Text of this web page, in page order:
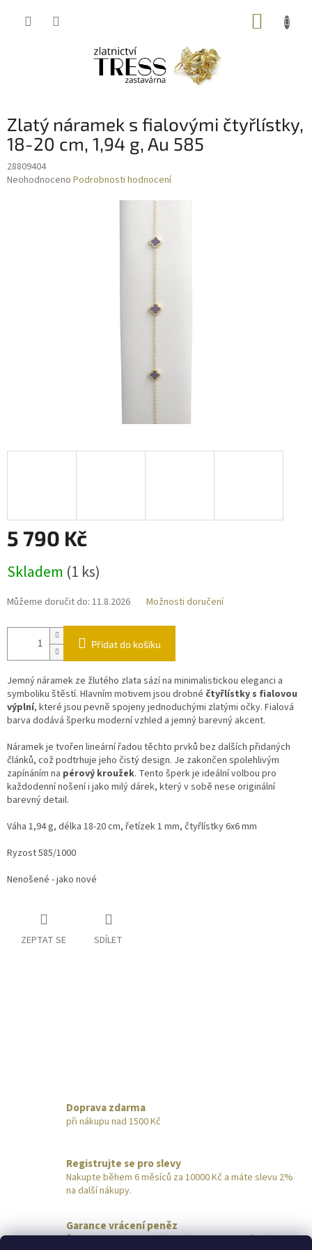
Zlatý náramek s fialovými čtyřlístky,
18-20 cm, 1,94 g, Au 585
28809404
Průměrné
Neohodnoceno Podrobnosti hodnocení
5 790 Kč
cena:
Skladem (1 ks)
Můžeme doručit do: 11.8.2026 Možnosti doručení
Přidat do košíku
Jemný náramek ze žlutého zlata sází na minimalistickou eleganci a
symboliku štěstí. Hlavním motivem jsou drobné čtyřlístky s fialovou
výplní, které jsou pevně spojeny jednoduchými zlatými očky. Fialová
barva dodává šperku moderní vzhled a jemný barevný akcent.
Náramek je tvořen lineární řadou těchto prvků bez dalších přidaných
článků, což podtrhuje jeho čistý design. Je zakončen spolehlivým
zapínáním na pérový kroužek. Tento šperk je ideální volbou pro
každodenní nošení i jako milý dárek, který v sobě nese originální
barevný detail.
Váha 1,94 g, délka 18-20 cm, řetízek 1 mm, čtyřlístky 6x6 mm
Ryzost 585/1000
Nenošené - jako nové
ZEPTAT SE SDÍLET
Doprava zdarma
při nákupu nad 1500 Kč
Registrujte se pro slevy
Nakupte během 6 měsíců za 10000 Kč a máte slevu 2%
na další nákupy.
Garance vrácení peněz
Šperk nevyhovuje? Pošlete nám ho do 14 dnů zpět,